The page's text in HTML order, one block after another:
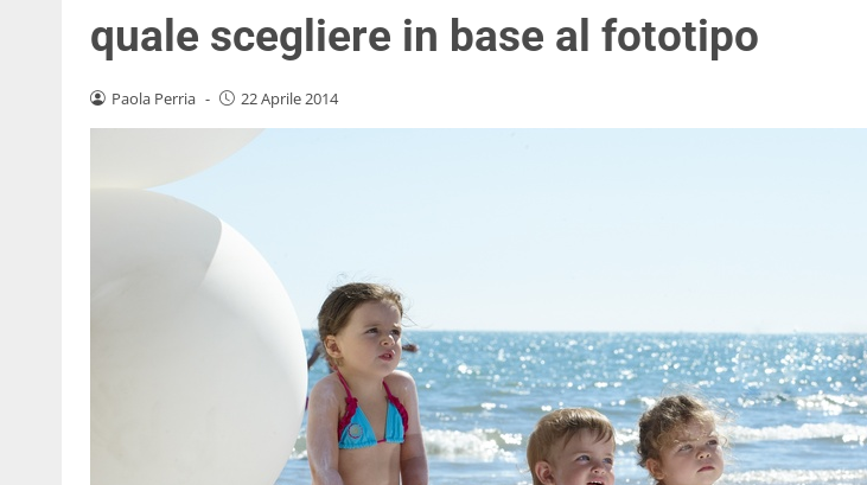
quale scegliere in base al fototipo
Paola Perria - 22 Aprile 2014